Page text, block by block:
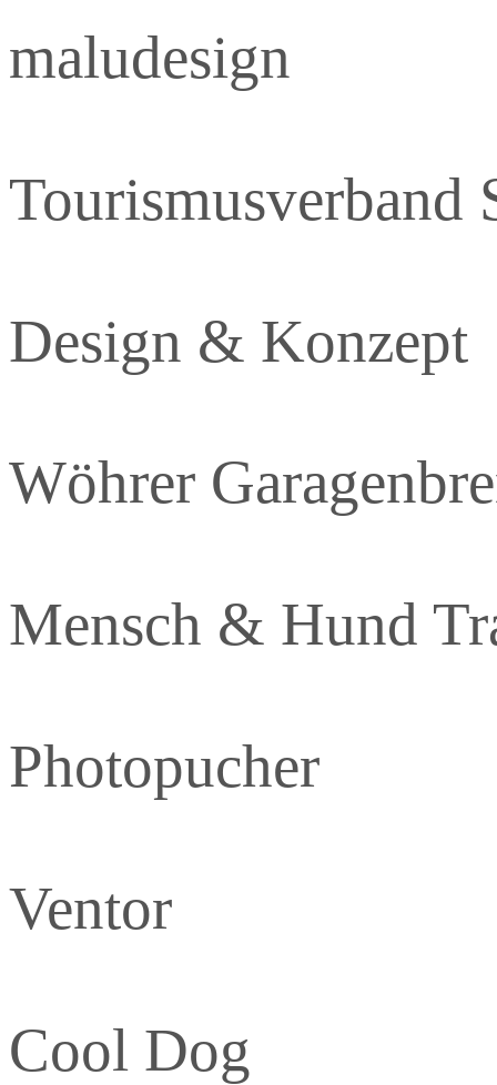
maludesign
Tourismusverband
Design & Konzept
Wöhrer
Mensch & Hund
Photopucher
Ventor
Cool Dog